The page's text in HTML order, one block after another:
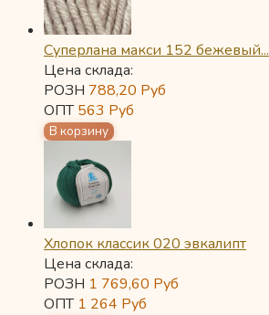
Суперлана макси 152 бежевый...
Цена склада:
РОЗН 788,20 Руб
ОПТ563 Руб
Хлопок классик 020 эвкалипт
Цена склада:
РОЗН 1 769,60 Руб
ОПТ 1 264 Руб